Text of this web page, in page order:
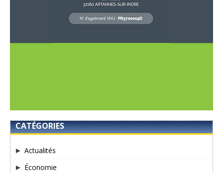
CATÉGORIES
Actualités
Économie